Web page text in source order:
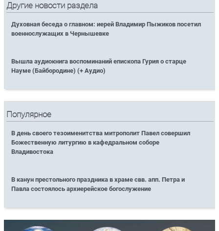
Другие новости раздела
Духовная беседа о главном: иерей Владимир Пыжиков посетил
военнослужащих в Чернышевке
Вышла аудиокнига воспоминаний епископа Гурия о старце
Науме (Байбородине) (+ Аудио)
Популярное
В день своего тезоименитства митрополит Павел совершил
Божественную литургию в кафедральном соборе
Владивостока
В канун престольного праздника в храме свв. апп. Петра и
Павла состоялось архиерейское богослужение